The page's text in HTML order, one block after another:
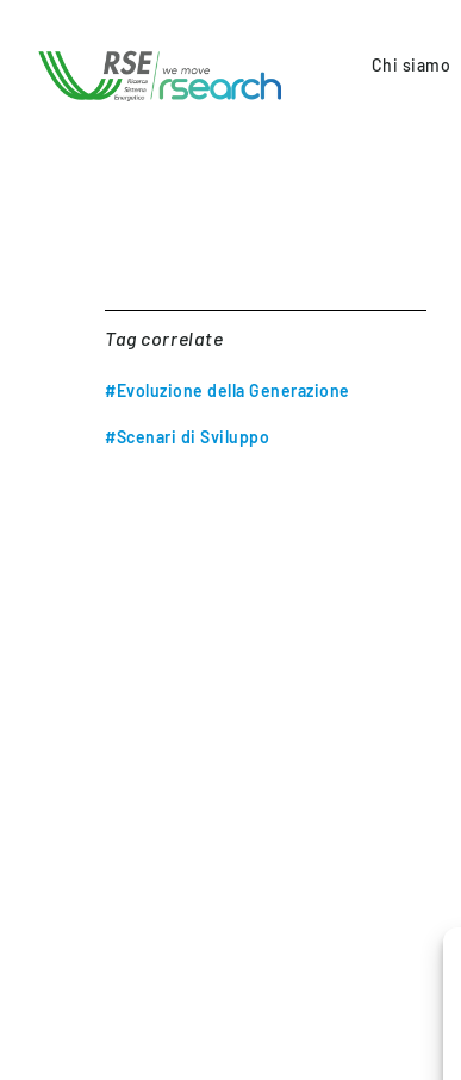
Chi siamo
Tag correlate
#Evoluzione della Generazione
#Scenari di Sviluppo